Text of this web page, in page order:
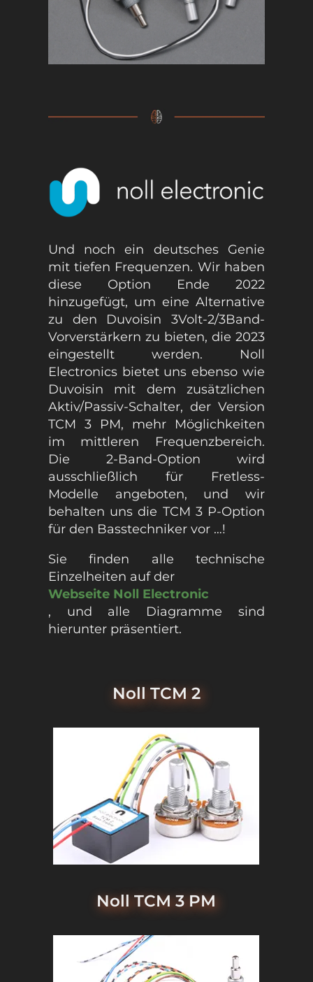
Und noch ein deutsches Genie
mit tiefen Frequenzen. Wir haben
diese Option Ende 2022
hinzugefügt, um eine Alternative
zu den Duvoisin 3Volt-2/3Band-
Vorverstärkern zu bieten, die 2023
eingestellt werden. Noll
Electronics bietet uns ebenso wie
Duvoisin mit dem zusätzlichen
Aktiv/Passiv-Schalter, der Version
TCM 3 PM, mehr Möglichkeiten
im mittleren Frequenzbereich.
Die 2-Band-Option wird
ausschließlich für Fretless-
Modelle angeboten, und wir
behalten uns die TCM 3 P-Option
für den Basstechniker vor …!
Sie finden alle technische
Einzelheiten auf der
Webseite Noll Electronic
, und alle Diagramme sind
hierunter präsentiert.
Noll TCM 2
Noll TCM 3 PM